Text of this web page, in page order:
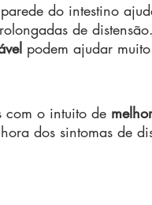
do intestino
de
podem ajudar
com o intuito de
dos sintomas de